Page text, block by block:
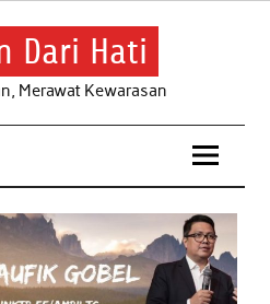
Dari Hati
Merawat Kewarasan